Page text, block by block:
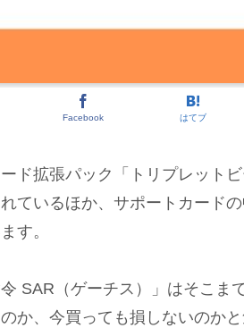
Facebook はてブ
ド拡張パック「トリプレット
ているほか、サポートカード
す。
令 SAR（ゲーチス）」はそこ
か、今買っても損しないのか